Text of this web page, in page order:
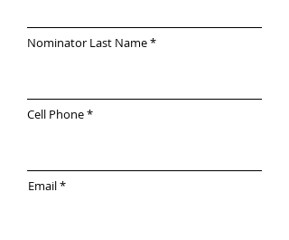
Nominator Last Name
Cell Phone
Email